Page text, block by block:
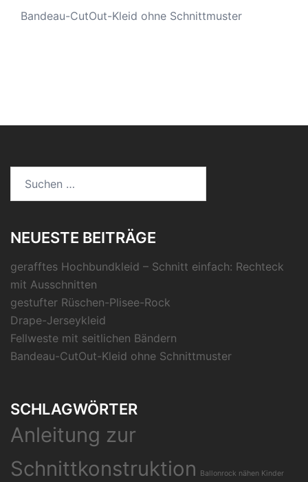
Bandeau-CutOut-Kleid ohne Schnittmuster
NEUESTE BEITRÄGE
gerafftes Hochbundkleid – Schnitt einfach: Rechteck
mit Ausschnitten
gestufter Rüschen-Plisee-Rock
Drape-Jerseykleid
Fellweste mit seitlichen Bändern
Bandeau-CutOut-Kleid ohne Schnittmuster
SCHLAGWÖRTER
Anleitung zur
Schnittkonstruktion
Ballonrock nähen Kinder